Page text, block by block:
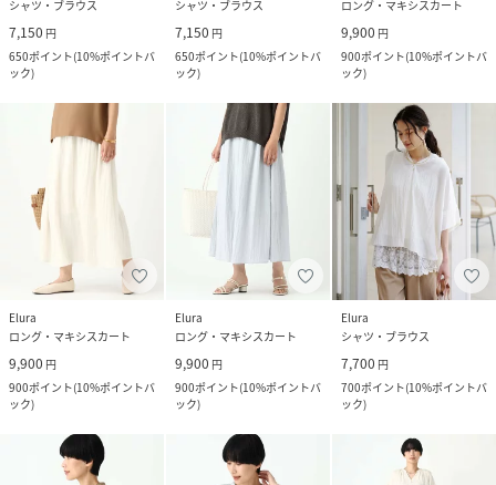
シャツ・ブラウス
7,150 円
650ポイント(10%ポイントバ
ック)
シャツ・ブラウス
7,150 円
650ポイント(10%ポイントバ
ック)
ロング・マキシスカート
9,900 円
900ポイント(10%ポイントバ
ック)
Elura
ロング・マキシスカート
9,900 円
900ポイント(10%ポイントバ
ック)
Elura
ロング・マキシスカート
9,900 円
900ポイント(10%ポイントバ
ック)
Elura
シャツ・ブラウス
7,700 円
700ポイント(10%ポイントバ
ック)